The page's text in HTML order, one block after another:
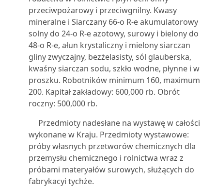
przeciwpożarowy i przeciwgnilny. Kwasy
mineralne i Siarczany 66-o R-e akumulatorowy
solny do 24-o R-e azotowy, surowy i bielony do
48-o R-e, ałun krystaliczny i mielony siarczan
gliny zwyczajny, bezżelasisty, sól glauberska,
kwaśny siarczan sodu, szkło wodne, płynne i w
proszku. Robotników minimum 160, maximum
200. Kapitał zakładowy: 600,000 rb. Obrót
roczny: 500,000 rb.
Przedmioty nadesłane na wystawę w całości
wykonane w Kraju. Przedmioty wystawowe:
próby własnych przetworów chemicznych dla
przemysłu chemicznego i rolnictwa wraz z
próbami materyałów surowych, służących do
fabrykacyi tychże.